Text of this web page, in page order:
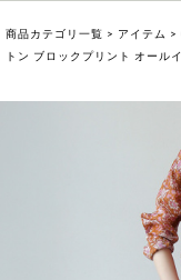
商品カテゴリ一覧 > アイテム >
トン ブロックプリント オール